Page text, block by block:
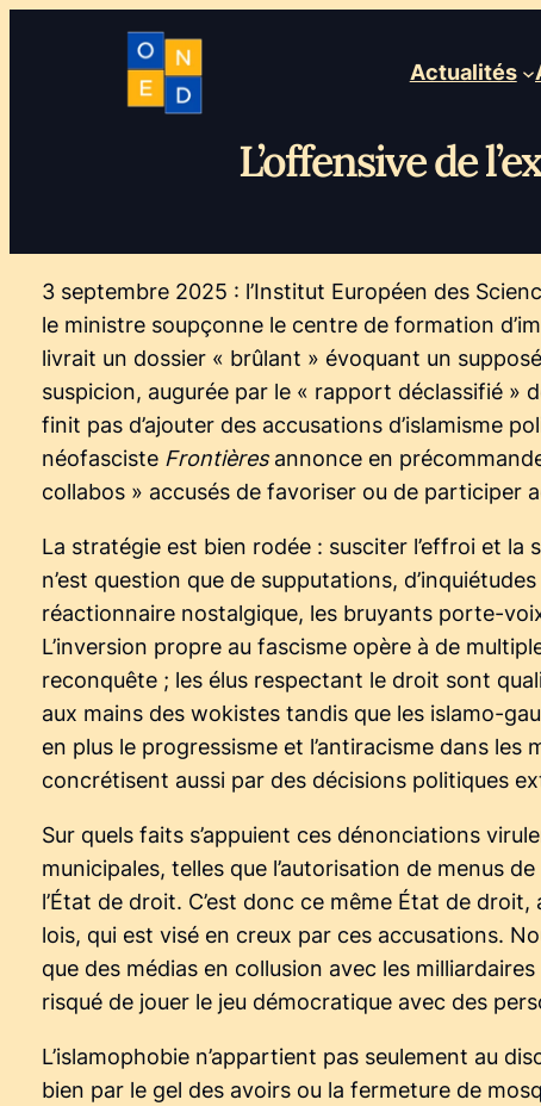
Actualités
L’offensive de
3 septembre 2025 : l’Institut Européen des
le ministre soupçonne le centre de formation
livrait un dossier « brûlant » évoquant un
suspicion, augurée par le « rapport déclassifié »
finit pas d’ajouter des accusations d’islamisme
néofasciste Frontièresannonce en
collabos » accusés de favoriser ou de participer
La stratégie est bien rodée : susciter l’effroi et
n’est question que de supputations,
réactionnaire nostalgique, les bruyants porte-
L’inversion propre au fascisme opère à de
reconquête ; les élus respectant le droit sont
aux mains des wokistes tandis que les islamo-
en plus le progressisme et l’antiracisme dans
concrétisent aussi par des décisions politiques
Sur quels faits s’appuient ces dénonciations
municipales, telles que l’autorisation de menus
l’État de droit. C’est donc ce même État de
lois, qui est visé en creux par ces accusations.
que des médias en collusion avec les
risqué de jouer le jeu démocratique avec des
L’islamophobie n’appartient pas seulement au
bien par le gel des avoirs ou la fermeture de